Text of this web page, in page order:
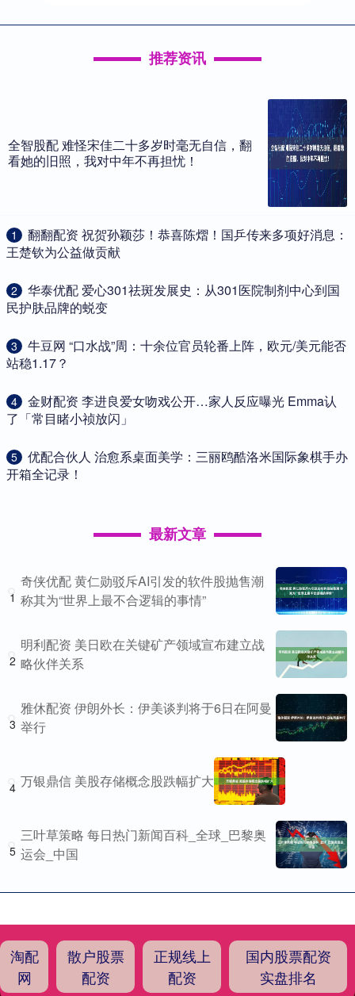
推荐资讯
全智股配 难怪宋佳二十多岁时毫无自信，翻
看她的旧照，我对中年不再担忧！
1
​翻翻配资 祝贺孙颖莎！恭喜陈熠！国乒传来多项好消息：
王楚钦为公益做贡献
2
​华泰优配 爱心301祛斑发展史：从301医院制剂中心到国
民护肤品牌的蜕变
3
​牛豆网 “口水战”周：十余位官员轮番上阵，欧元/美元能否
站稳1.17？
4
​金财配资 李进良爱女吻戏公开…家人反应曝光 Emma认
了「常目睹小祯放闪」
5
​优配合伙人 治愈系桌面美学：三丽鸥酷洛米国际象棋手办
开箱全记录！
最新文章
1
奇侠优配 黄仁勋驳斥AI引发的软件股抛售潮
称其为“世界上最不合逻辑的事情”
2
明利配资 美日欧在关键矿产领域宣布建立战
略伙伴关系
3
雅休配资 伊朗外长：伊美谈判将于6日在阿曼
举行
4 万银鼎信 美股存储概念股跌幅扩大
5
三叶草策略 每日热门新闻百科_全球_巴黎奥
运会_中国
淘配
网
散户股票
配资
正规线上
配资
国内股票配资
实盘排名